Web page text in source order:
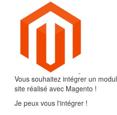
Vous souhaitez intégrer un
site réalisé avec Magento !
Je peux vous l'intégrer !